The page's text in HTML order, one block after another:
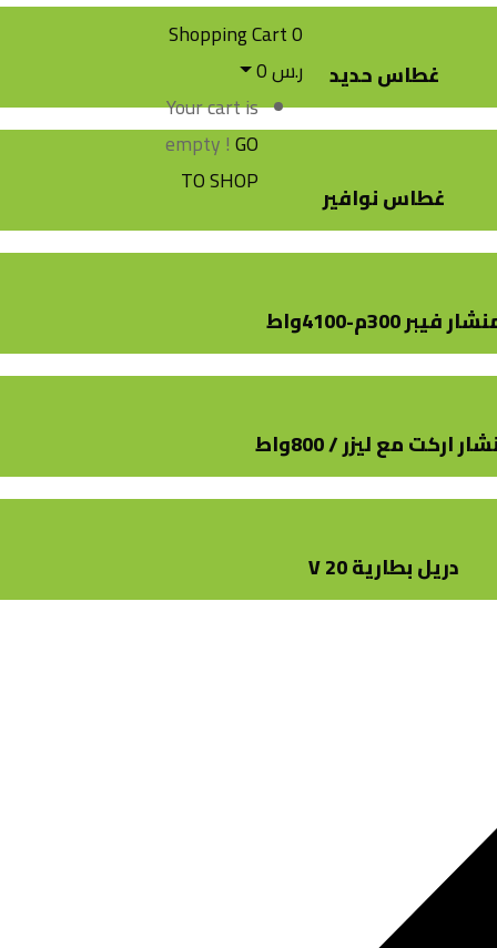
غطاس حديد
غطاس نوافير
فيبر 300م-4100واط
اركت مع ليزر / 800واط
دريل بطارية 20 V
0
Shopping Cart
ر.س0
Your cart is
empty !GO
TO SHOP